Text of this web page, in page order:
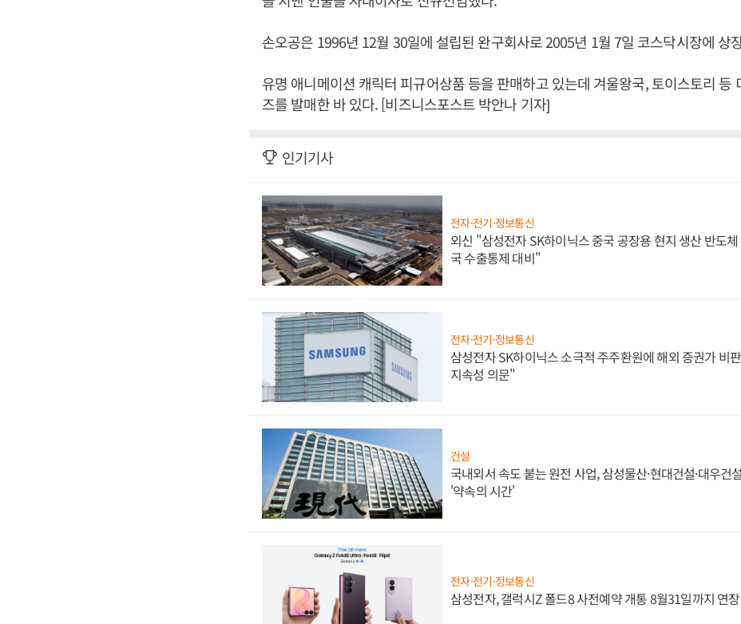
손오공은 1996년 12월 30일에 설립된 완구회사로 2005년 1월 7일 코스닥시장에 상
유명 애니메이션 캐릭터 피규어상품 등을 판매하고 있는데 겨울왕국, 토이스토리 등
즈를 발매한 바 있다. [비즈니스포스트 박안나 기자]
인기기사
전자·전기·정보통신
외신 "삼성전자 SK하이닉스 중국 공장용 현지 생산 반도체
국 수출통제 대비"
전자·전기·정보통신
삼성전자 SK하이닉스 소극적 주주환원에 해외 증권가 비
지속성 의문"
건설
국내외서 속도 붙는 원전 사업, 삼성물산·현대건설·대우건
'약속의 시간'
전자·전기·정보통신
삼성전자, 갤럭시Z 폴드8 사전예약 개통 8월31일까지 연장